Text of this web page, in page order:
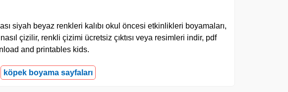
siyah beyaz renkleri kalıbı okul öncesi etkinlikleri boyamaları,
çizilir, renkli çizimi ücretsiz çıktısı veya resimleri indir, pdf
and printables kids.
köpek boyama sayfaları